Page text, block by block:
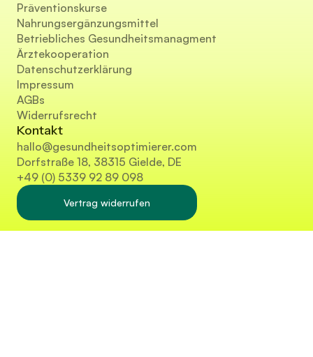
Präventionskurse
Nahrungsergänzungsmittel
Betriebliches Gesundheitsmanagment
Ärztekooperation
Datenschutzerklärung
Impressum
AGBs
Widerrufsrecht
Kontakt
hallo@gesundheitsoptimierer.com
Dorfstraße 18, 38315 Gielde, DE
+49 (0) 5339 92 89 098
Vertrag widerrufen